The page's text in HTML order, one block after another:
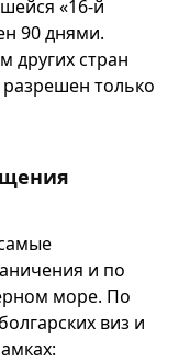
«16-й
90 днями.
других стран
только
и по
море. По
виз и